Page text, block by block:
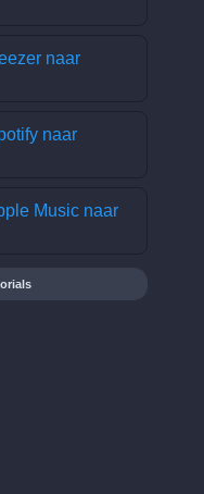
naar
naar
Music naar